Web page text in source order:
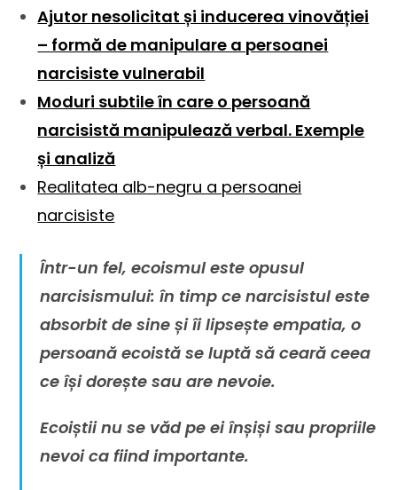
Ajutor nesolicitat și inducerea vinovăției
– formă de manipulare a persoanei
narcisiste vulnerabil
Moduri subtile în care o persoană
narcisistă manipulează verbal. Exemple
și analiză
Realitatea alb-negru a persoanei
narcisiste
Într-un fel, ecoismul este opusul
narcisismului: în timp ce narcisistul este
absorbit de sine și îi lipsește empatia, o
persoană ecoistă se luptă să ceară ceea
ce își dorește sau are nevoie.
Ecoiștii nu se văd pe ei înșiși sau propriile
nevoi ca fiind importante.